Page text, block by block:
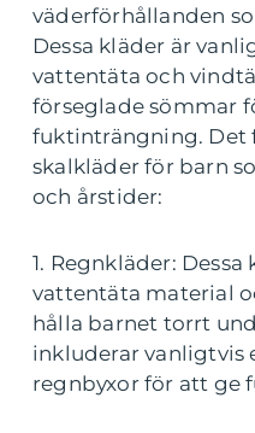
väderförhållanden
Dessa kläder är
vattentäta och
förseglade sömmar
fuktinträngning. Det
skalkläder för barn
och årstider:
1. Regnkläder:
vattentäta material
hålla barnet torrt
inkluderar vanligtvis
regnbyxor för att ge